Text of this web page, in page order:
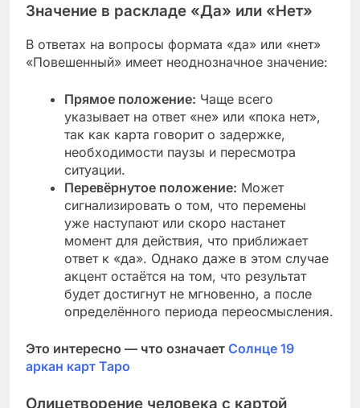
Значение в раскладе «Да» или «Нет»
В ответах на вопросы формата «да» или «нет»
«Повешенный» имеет неоднозначное значение:
Прямое положение: Чаще всего
указывает на ответ «не» или «пока нет»,
так как карта говорит о задержке,
необходимости паузы и пересмотра
ситуации.
Перевёрнутое положение: Может
сигнализировать о том, что перемены
уже наступают или скоро настанет
момент для действия, что приближает
ответ к «да». Однако даже в этом случае
акцент остаётся на том, что результат
будет достигнут не мгновенно, а после
определённого периода переосмысления.
Это интересно — что означает Солнце 19
аркан карт Таро
Олицетворение человека с картой